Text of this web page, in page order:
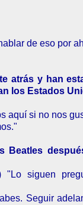
de eso por
atrás y han
los Estados
aquí si no nos
Beatles
"Lo siguen
Seguir